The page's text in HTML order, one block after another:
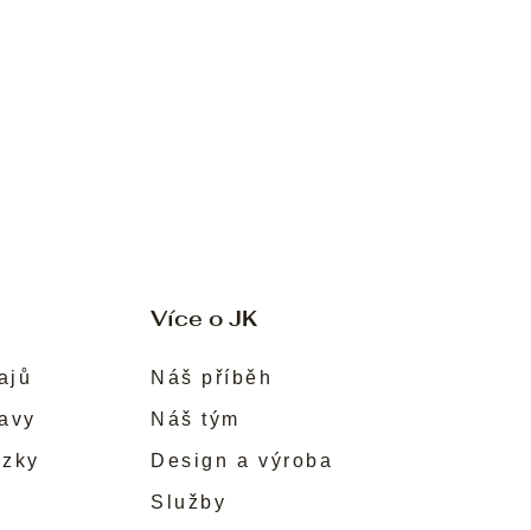
Více o JK
Náš příběh
Náš tým
Design a výroba
Služby